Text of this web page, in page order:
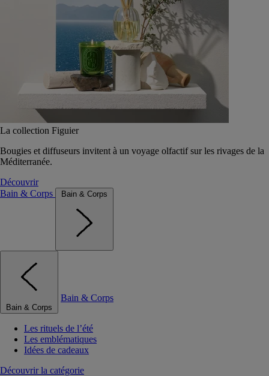
La collection Figuier
Bougies et diffuseurs invitent à un voyage olfactif sur les rivages de la
Méditerranée.
Découvrir
Bain & Corps
Bain & Corps
Bain & Corps
Bain & Corps
Les rituels de l’été
Les emblématiques
Idées de cadeaux
Découvrir la catégorie